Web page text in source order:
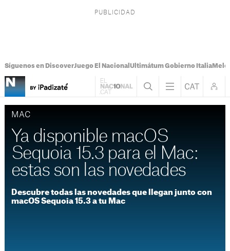
Síguenos en DiscoverJuego El Nacional Ultimátum Gobierno Italia
MAC
Ya disponible macOS
Sequoia 15.3 para el Mac:
estas son las novedades
Descubre todas las novedades que llegan junto con
macOS Sequoia 15.3 a tu Mac